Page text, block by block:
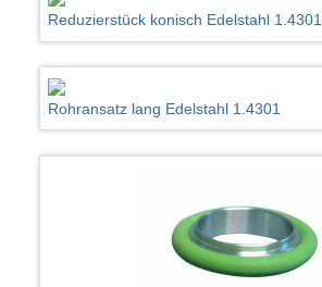
Reduzierstück konisch Edelstahl 1.4301
Rohransatz lang Edelstahl 1.4301